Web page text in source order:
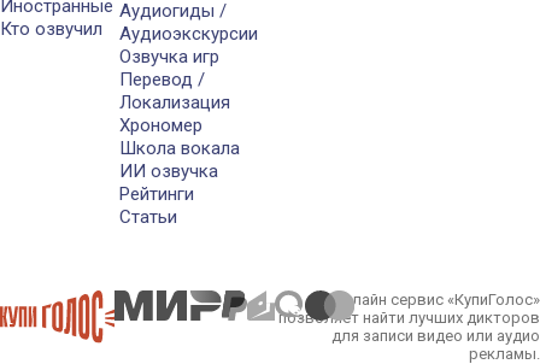
Иностранные
Кто озвучил
Аудиогиды /
Аудиоэкскурсии
Озвучка игр
Перевод /
Локализация
Хрономер
Школа вокала
ИИ озвучка
Рейтинги
Статьи
Онлайн сервис «КупиГолос»
позволяет найти лучших дикторов
для записи видео или аудио
рекламы.